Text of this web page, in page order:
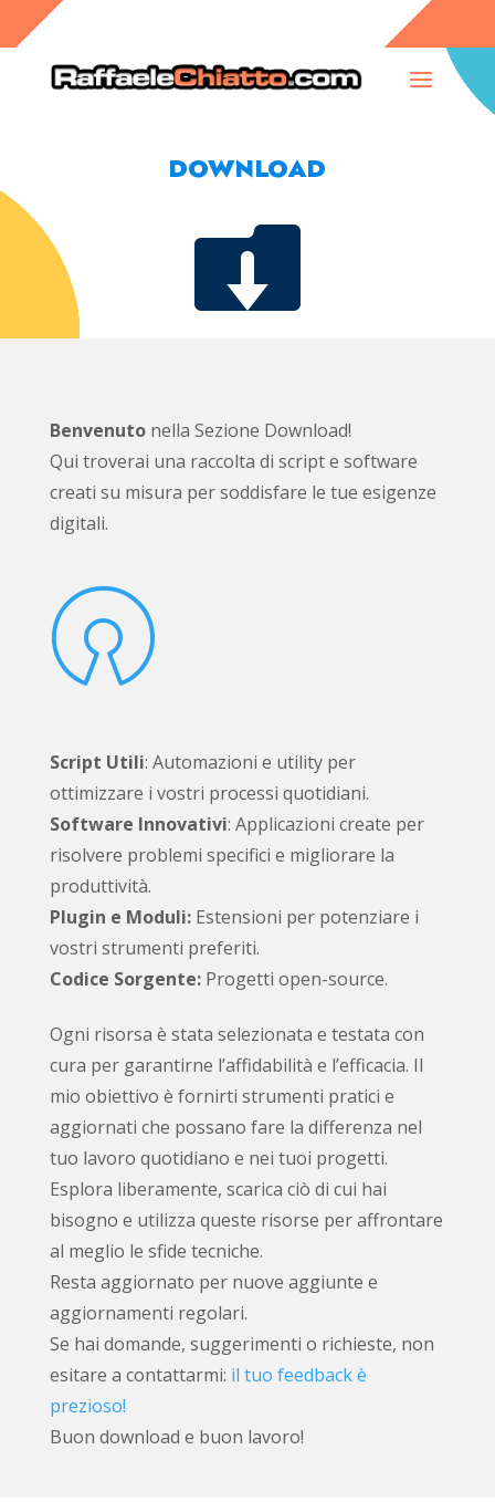
DOWNLOAD

Benvenutonella Sezione Download!
Qui troverai una raccolta di script e software
creati su misura per soddisfare le tue esigenze
digitali.

Script Utili: Automazioni e utility per
ottimizzare i vostri processi quotidiani.
Software Innovativi: Applicazioni create per
risolvere problemi specifici e migliorare la
produttività.
Plugin e Moduli:Estensioni per potenziare i
vostri strumenti preferiti.
Codice Sorgente:Progetti open-source.
Ogni risorsa è stata selezionata e testata con
cura per garantirne l’affidabilità e l’efficacia. Il
mio obiettivo è fornirti strumenti pratici e
aggiornati che possano fare la differenza nel
tuo lavoro quotidiano e nei tuoi progetti.
Esplora liberamente, scarica ciò di cui hai
bisogno e utilizza queste risorse per affrontare
al meglio le sfide tecniche.
Resta aggiornato per nuove aggiunte e
aggiornamenti regolari.
Se hai domande, suggerimenti o richieste, non
esitare a contattarmi: il tuo feedback è
prezioso!
Buon download e buon lavoro!